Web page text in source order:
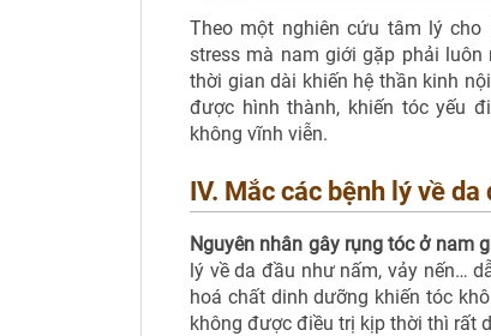
Theo một nghiên cứu tâm lý cho
stress mà nam giới gặp phải
thời gian dài khiến hệ thần kinh
được hình thành, khiến tóc yếu
không vĩnh viễn.
IV. Mắc các bệnh lý về da
Nguyên nhân gây rụng tóc ở nam
lý về da đầu như nấm, vảy nến…
hoá chất dinh dưỡng khiến tóc
không được điều trị kịp thời thì rất